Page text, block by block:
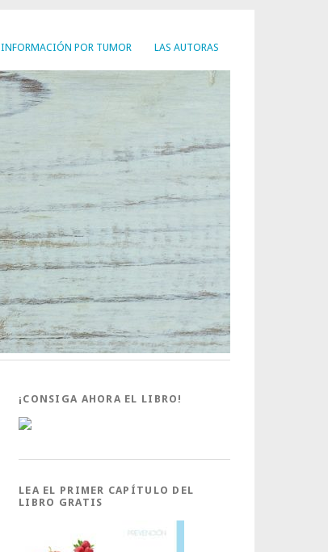
INFORMACIÓN POR TUMOR LAS AUTORAS
¡CONSIGA AHORA EL LIBRO!
LEA EL PRIMER CAPÍTULO DEL
LIBRO GRATIS